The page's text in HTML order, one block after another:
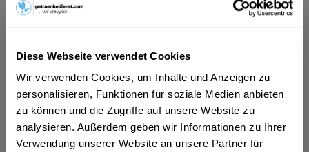
Diese Webseite verwendet Cookies
Wir verwenden Cookies, um Inhalte und Anzeigen zu
personalisieren, Funktionen für soziale Medien anbieten
zu können und die Zugriffe auf unsere Website zu
analysieren. Außerdem geben wir Informationen zu Ihrer
Verwendung unserer Website an unsere Partner für
Inhalt:9 Liter (0,64 € * / 1 Liter)
inkl. MwSt.
ggf. zzgl. Erschwerniszuschlag
Vorrätig
MEHRWEG
+3,30 € Pfand